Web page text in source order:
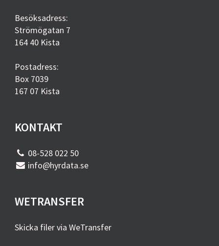
Besöksadress:
Strömögatan 7
164 40 Kista
Postadress:
Box 7039
167 07 Kista
KONTAKT
08-528 022 50
info@hyrdata.se
WETRANSFER
Skicka filer via WeTransfer